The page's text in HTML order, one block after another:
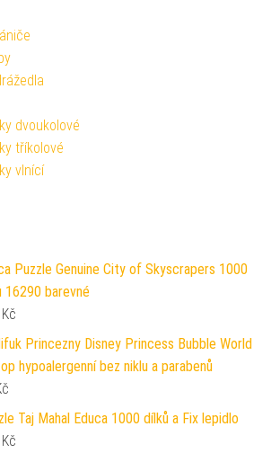
dvoukolové
tříkolové
vlnící
Puzzle Genuine City of Skyscrapers 1000
16290 barevné
Kč
Princezny Disney Princess Bubble World
hypoalergenní bez niklu a parabenů
Taj Mahal Educa 1000 dílků a Fix lepidlo
Kč